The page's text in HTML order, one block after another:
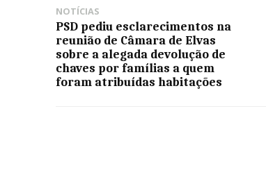
NOTÍCIAS
PSD pediu esclarecimentos na
reunião de Câmara de Elvas
sobre a alegada devolução de
chaves por famílias a quem
foram atribuídas habitações